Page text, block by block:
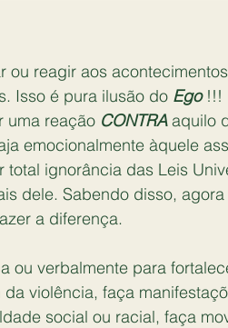
Ego
ou reagir aos
Isso é pura ilusão do Ego !!!
uma reação CONTRA aquilo
emocionalmente àquele
ignorância das Leis
dele. Sabendo disso,
a diferença.
ou verbalmente para
violência, faça
social ou racial, faça